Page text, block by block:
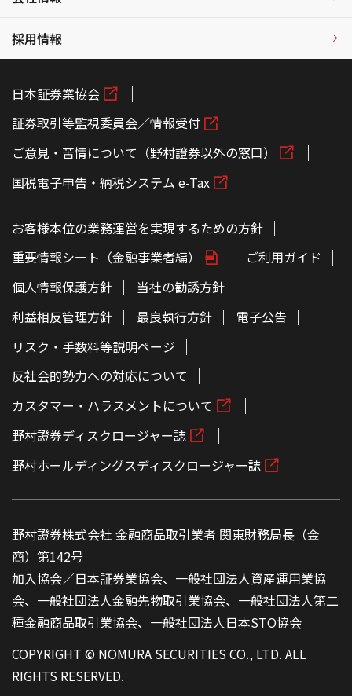
採用情報
日本証券業協会
証券取引等監視委員会／情報受付
ご意見・苦情について（野村證券以外の窓口）
国税電子申告・納税システム e-Tax
お客様本位の業務運営を実現するための方針
重要情報シート（金融事業者編）
ご利用ガイド
個人情報保護方針
当社の勧誘方針
利益相反管理方針
最良執行方針
電子公告
リスク・手数料等説明ページ
反社会的勢力への対応について
カスタマー・ハラスメントについて
野村證券ディスクロージャー誌
野村ホールディングスディスクロージャー誌
野村證券株式会社 金融商品取引業者 関東財務局長（金
商）第142号
加入協会／日本証券業協会、一般社団法人資産運用業協
会、一般社団法人金融先物取引業協会、一般社団法人第二
種金融商品取引業協会、一般社団法人日本STO協会
COPYRIGHT © NOMURA SECURITIES CO., LTD. ALL
RIGHTS RESERVED.